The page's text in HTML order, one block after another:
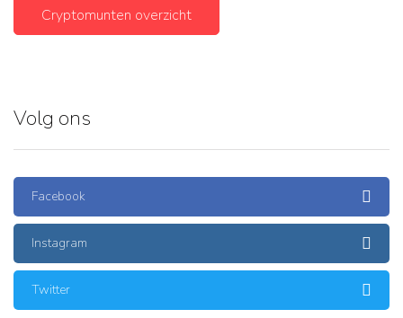
Cryptomunten overzicht
Volg ons
Facebook
Instagram
Twitter